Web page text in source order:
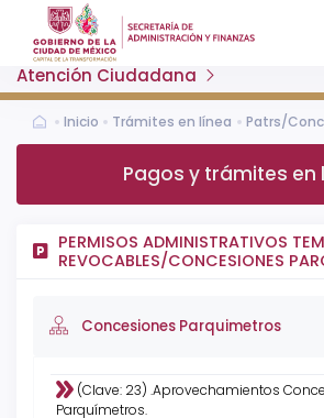
Atención Ciudadana
Inicio Trámites en línea Patrs/
Pagos y trámites en
PERMISOS ADMINISTRATIVOS
REVOCABLES/CONCESIONES
Concesiones Parqui­metros
(Clave: 23) .Aprovechamientos
Parquímetros.